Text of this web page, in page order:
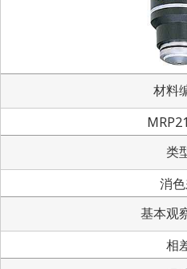
材料
类
消
基本观
相